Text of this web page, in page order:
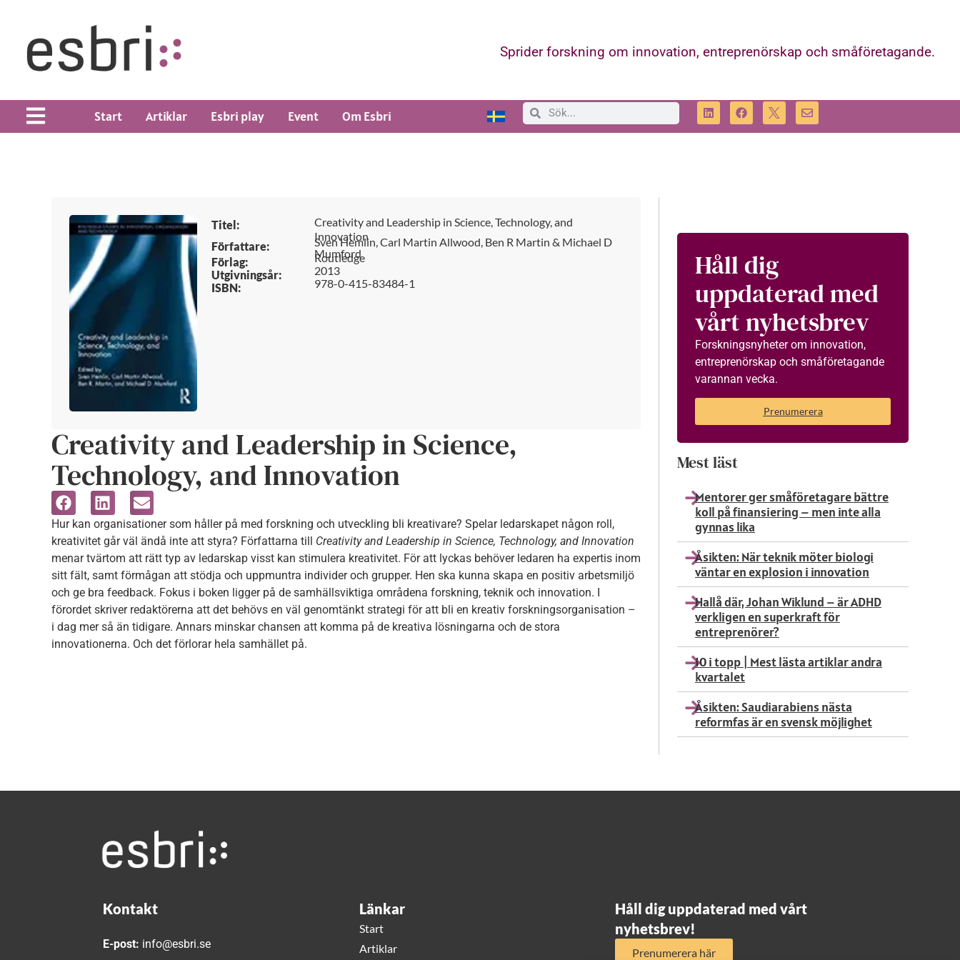
Sprider forskning om innovation, entreprenörskap och småföretagande.
Start Artiklar Esbri play Event Om Esbri
Titel:
Creativity and Leadership in Science, Technology, and
Innovation
Författare:
Sven Hemlin, Carl Martin Allwood, Ben R Martin & Michael D
Mumford
Förlag:
Routledge
Utgivningsår:
2013
ISBN:
978-0-415-83484-1
Creativity and Leadership in Science,
Technology, and Innovation
Hur kan organisationer som håller på med forskning och utveckling bli kreativare? Spelar ledarskapet någon roll,
kreativitet går väl ändå inte att styra? Författarna till Creativity and Leadership in Science, Technology, and Innovation
menar tvärtom att rätt typ av ledarskap visst kan stimulera kreativitet. För att lyckas behöver ledaren ha expertis inom
sitt fält, samt förmågan att stödja och uppmuntra individer och grupper. Hen ska kunna skapa en positiv arbetsmiljö
och ge bra feedback. Fokus i boken ligger på de samhällsviktiga områdena forskning, teknik och innovation. I
förordet skriver redaktörerna att det behövs en väl genomtänkt strategi för att bli en kreativ forskningsorganisation –
i dag mer så än tidigare. Annars minskar chansen att komma på de kreativa lösningarna och de stora
innovationerna. Och det förlorar hela samhället på.
Håll dig
uppdaterad med
vårt nyhetsbrev
Forskningsnyheter om innovation,
entreprenörskap och småföretagande
varannan vecka.
Prenumerera
Mest läst
Mentorer ger småföretagare bättre
koll på finansiering – men inte alla
gynnas lika
Åsikten: När teknik möter biologi
väntar en explosion i innovation
Hallå där, Johan Wiklund – är ADHD
verkligen en superkraft för
entreprenörer?
10 i topp | Mest lästa artiklar andra
kvartalet
Åsikten: Saudiarabiens nästa
reformfas är en svensk möjlighet
Kontakt
E-post: info@esbri.se
Länkar
Start
Artiklar
Håll dig uppdaterad med vårt
nyhetsbrev!
Prenumerera här